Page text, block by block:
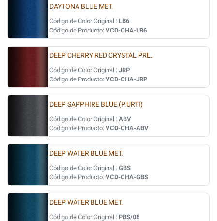
DAYTONA BLUE MET.
Código de Color Original : LB6
Código de Producto: VCD-CHA-LB6
DEEP CHERRY RED CRYSTAL PRL.
Código de Color Original : JRP
Código de Producto: VCD-CHA-JRP
DEEP SAPPHIRE BLUE (P.URTI)
Código de Color Original : ABV
Código de Producto: VCD-CHA-ABV
DEEP WATER BLUE MET.
Código de Color Original : GBS
Código de Producto: VCD-CHA-GBS
DEEP WATER BLUE MET.
Código de Color Original : PBS/08